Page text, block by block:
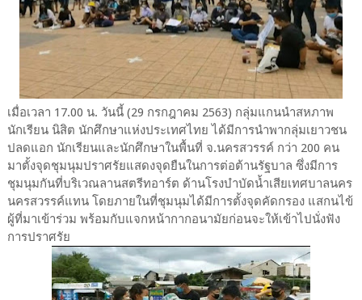
เมื่อเวลา 17.00 น. วันนี้ (29 กรกฎาคม 2563) กลุ่มแกนนำสหภาพ
นักเรียน นิสิต นักศึกษาแห่งประเทศไทย ได้มีการนำพากลุ่มเยาวชน
ปลดแอก นักเรียนและนักศึกษาในพื้นที่ จ.นครสวรรค์ กว่า 200 คน
มาตั้งจุดชุมนุมปราศรัยแสดงจุดยืนในการต่อต้านรัฐบาล ซึ่งมีการ
ชุมนุมกันที่บริเวณลานสตรีทอาร์ต ด้านโรงบำบัดน้ำเสียเทศบาลนคร
นครสวรรค์แทน โดยภายในที่ชุมนุมได้มีการตั้งจุดคัดกรอง แสกนไข้
ผู้ที่มาเข้าร่วม พร้อมกับแจกหน้ากากอนามัยก่อนจะให้เข้าไปนั่งฟัง
การปราศรัย